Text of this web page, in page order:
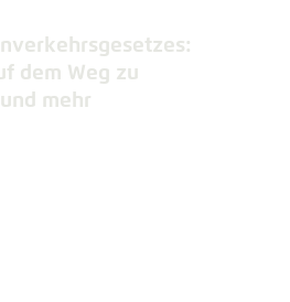
dem Weg zu
mehr